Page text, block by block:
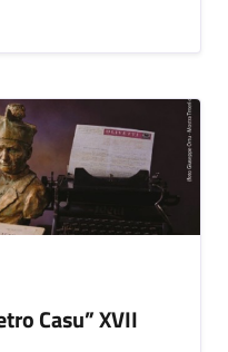
Casu” XVII